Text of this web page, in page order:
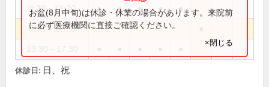
8:30～11:30 ● ● ● ● ●
8:30～12:30
お盆(8月中旬)は休診・休業の場合があります。来院前
に必ず医療機関に直接ご確認ください。
×閉じる
休診日: 日、祝